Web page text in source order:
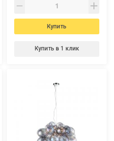
Купить
Купить в 1 клик